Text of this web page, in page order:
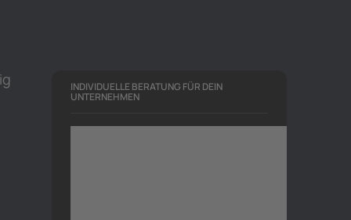
INDIVIDUELLE BERATUNG FÜR DEIN
UNTERNEHMEN